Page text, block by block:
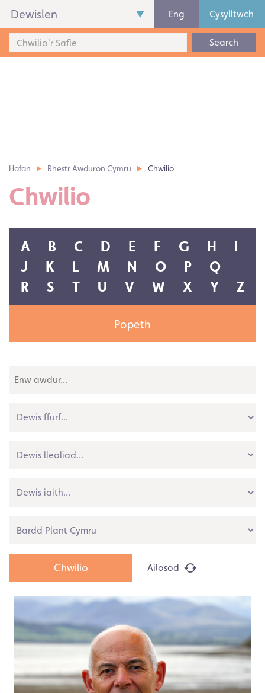
Dewislen Eng Cysylltwch
Search
Hafan Rhestr Awduron Cymru Chwilio
Chwilio
Popeth
Ailosod